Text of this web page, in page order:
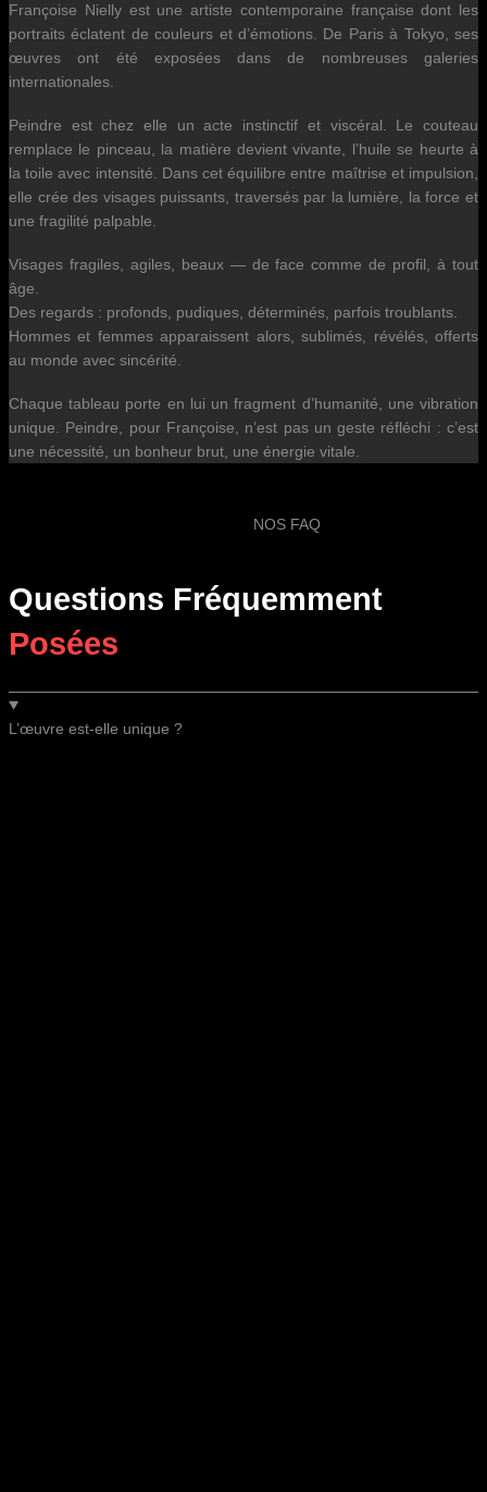
Françoise Nielly est une artiste contemporaine française dont les
portraits éclatent de couleurs et d’émotions. De Paris à Tokyo, ses
œuvres ont été exposées dans de nombreuses galeries
internationales.
Peindre est chez elle un acte instinctif et viscéral. Le couteau
remplace le pinceau, la matière devient vivante, l’huile se heurte à
la toile avec intensité. Dans cet équilibre entre maîtrise et impulsion,
elle crée des visages puissants, traversés par la lumière, la force et
une fragilité palpable.
Visages fragiles, agiles, beaux — de face comme de profil, à tout
âge.
Des regards : profonds, pudiques, déterminés, parfois troublants.
Hommes et femmes apparaissent alors, sublimés, révélés, offerts
au monde avec sincérité.
Chaque tableau porte en lui un fragment d’humanité, une vibration
unique. Peindre, pour Françoise, n’est pas un geste réfléchi : c’est
une nécessité, un bonheur brut, une énergie vitale.
NOS FAQ
Questions Fréquemment
Posées
L’œuvre est-elle unique ?